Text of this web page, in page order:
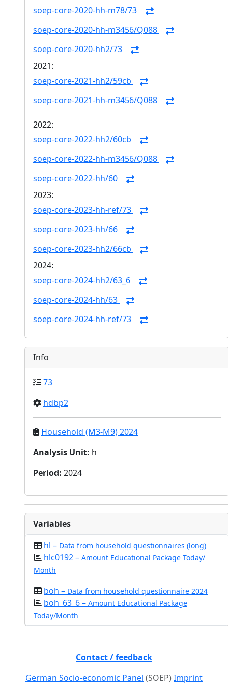
soep-core-2020-hh-m78/73
soep-core-2020-hh-m3456/Q088
soep-core-2020-hh2/73
2021:
soep-core-2021-hh2/59cb
soep-core-2021-hh-m3456/Q088
2022:
soep-core-2022-hh2/60cb
soep-core-2022-hh-m3456/Q088
soep-core-2022-hh/60
2023:
soep-core-2023-hh-ref/73
soep-core-2023-hh/66
soep-core-2023-hh2/66cb
2024:
soep-core-2024-hh2/63_6
soep-core-2024-hh/63
soep-core-2024-hh-ref/73
Info
73
hdbp2
Household (M3-M9) 2024
Analysis Unit: h
Period: 2024
Variables
hl – Data from household questionnaires (long)
hlc0192 – Amount Educational Package Today/
Month
boh – Data from household questionnaire 2024
boh_63_6 – Amount Educational Package
Today/Month
Contact / feedback
German Socio-economic Panel (SOEP) Imprint